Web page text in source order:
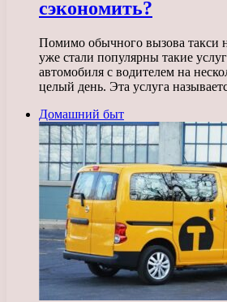
сэкономить?
Помимо обычного вызова такси
уже стали популярны такие
автомобиля с водителем на
целый день. Эта услуга
Домашний быт